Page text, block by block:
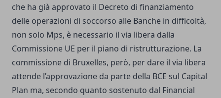
che ha già approvato il Decreto di finanziamento
delle operazioni di soccorso alle Banche in difficoltà,
non solo Mps, è necessario il via libera dalla
Commissione UE per il piano di ristrutturazione. La
commissione di Bruxelles, però, per dare il via libera
attende l’approvazione da parte della BCE sul Capital
Plan ma, secondo quanto sostenuto dal Financial